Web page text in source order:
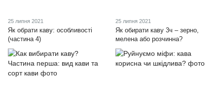
25 липня 2021
Як обрати каву: особливості
(частина 4)
25 липня 2021
Як обирати каву 3ч – зерно,
мелена або розчинна?